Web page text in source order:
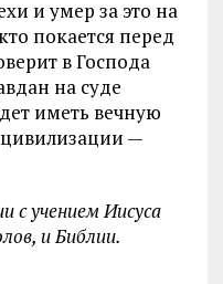
и умер за это на
покается перед
в Господа
на суде
иметь вечную
—
с учением Иисуса
и Библии.